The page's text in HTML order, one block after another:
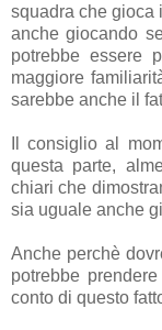
squadra che gioca
anche giocando
potrebbe essere
maggiore
sarebbe anche il
Il consiglio al
questa parte,
chiari che
sia uguale anche
Anche perchè
potrebbe
conto di questo